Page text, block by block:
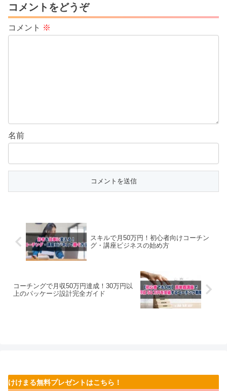
コメントをどうぞ
コメント ※
名前
スキルで月50万円！初心者向けコーチン
グ・講座ビジネスの始め方
コーチングで月収50万円達成！30万円以
上のパッケージ設計完全ガイド
けけまる無料プレゼントはこちら！